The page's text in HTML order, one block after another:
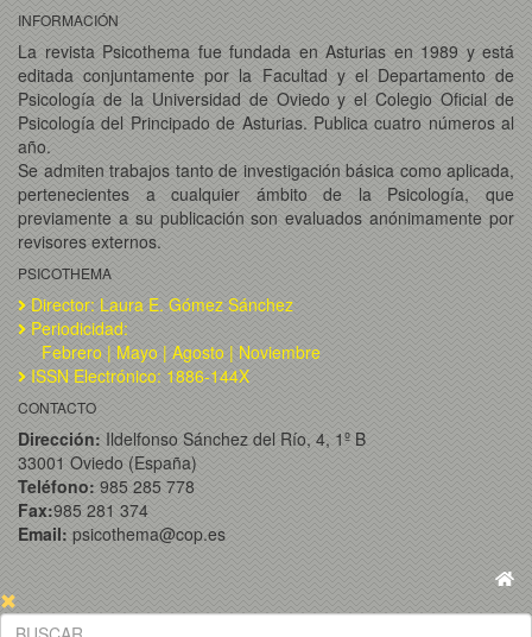
INFORMACIÓN
La revista Psicothema fue fundada en Asturias en 1989 y está
editada conjuntamente por la Facultad y el Departamento de
Psicología de la Universidad de Oviedo y el Colegio Oficial de
Psicología del Principado de Asturias. Publica cuatro números al
año.
Se admiten trabajos tanto de investigación básica como aplicada,
pertenecientes a cualquier ámbito de la Psicología, que
previamente a su publicación son evaluados anónimamente por
revisores externos.
PSICOTHEMA
Director: Laura E. Gómez Sánchez
Periodicidad:
Febrero | Mayo | Agosto | Noviembre
ISSN Electrónico: 1886-144X
CONTACTO
Dirección: Ildelfonso Sánchez del Río, 4, 1º B
33001 Oviedo (España)
Teléfono: 985 285 778
Fax:985 281 374
Email: psicothema@cop.es